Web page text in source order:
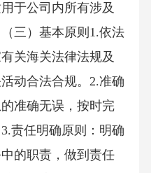
于公司内所有涉及
三）基本原则1.依法
关海关法律法规及
动合法合规。2.准确
准确无误，按时完
责任明确原则：明确
的职责，做到责任